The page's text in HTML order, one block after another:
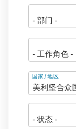
地
址
国家/地区